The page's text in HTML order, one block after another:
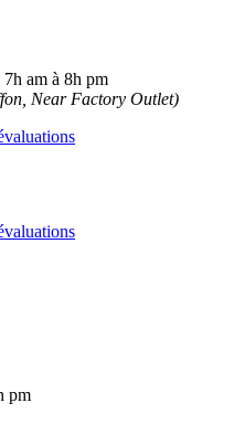
am à 8h pm
Near Factory Outlet)
pm